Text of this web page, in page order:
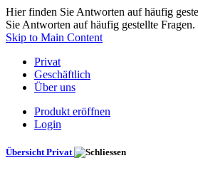
Hier finden Sie Antworten auf häufig
Sie Antworten auf häufig gestellte Fragen.
Skip to Main Content
Privat
Geschäftlich
Über uns
Produkt eröffnen
Login
Übersicht Privat